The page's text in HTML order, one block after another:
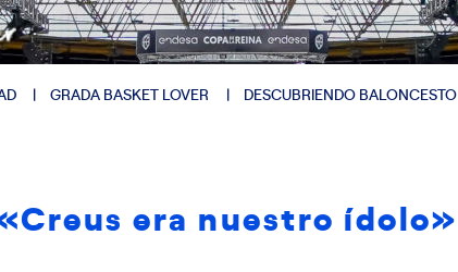
GRADA BASKET LOVER DESCUBRIENDO BALONCESTO
era nuestro ídolo»